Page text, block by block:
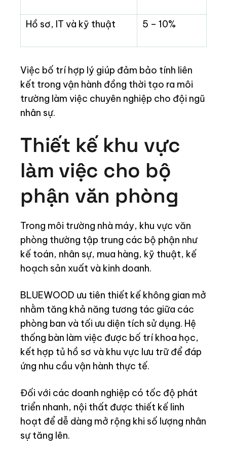
Hồ sơ, IT và kỹ thuật 5 – 10%
Việc bố trí hợp lý giúp đảm bảo tính liên
kết trong vận hành đồng thời tạo ra môi
trường làm việc chuyên nghiệp cho đội ngũ
nhân sự.
Thiết kế khu vực
làm việc cho bộ
phận văn phòng
Trong môi trường nhà máy, khu vực văn
phòng thường tập trung các bộ phận như
kế toán, nhân sự, mua hàng, kỹ thuật, kế
hoạch sản xuất và kinh doanh.
BLUEWOOD ưu tiên thiết kế không gian mở
nhằm tăng khả năng tương tác giữa các
phòng ban và tối ưu diện tích sử dụng. Hệ
thống bàn làm việc được bố trí khoa học,
kết hợp tủ hồ sơ và khu vực lưu trữ để đáp
ứng nhu cầu vận hành thực tế.
Đối với các doanh nghiệp có tốc độ phát
triển nhanh, nội thất được thiết kế linh
hoạt để dễ dàng mở rộng khi số lượng nhân
sự tăng lên.